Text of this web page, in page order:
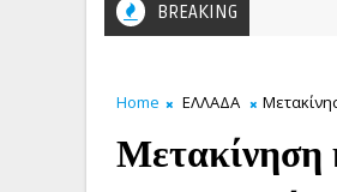
BREAKING
Home ΕΛΛΑΔΑ
Μετακίνηση